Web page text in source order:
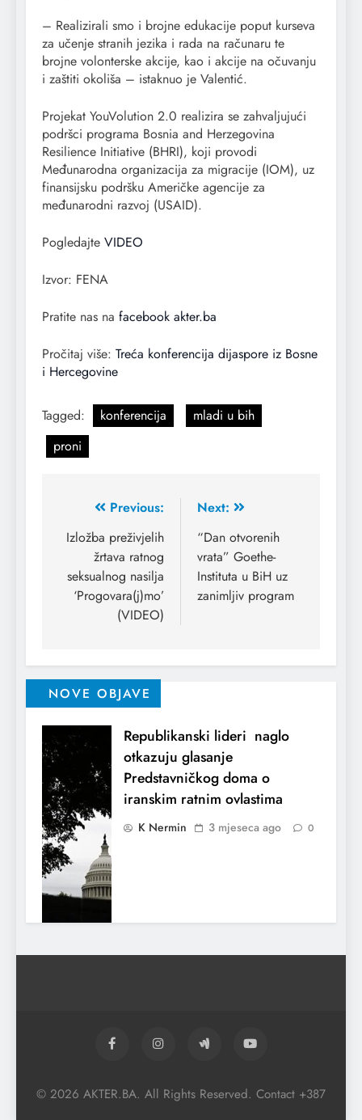
– Realizirali smo i brojne edukacije poput kurseva
za učenje stranih jezika i rada na računaru te
brojne volonterske akcije, kao i akcije na očuvanju
i zaštiti okoliša – istaknuo je Valentić.
Projekat YouVolution 2.0 realizira se zahvaljujući
podršci programa Bosnia and Herzegovina
Resilience Initiative (BHRI), koji provodi
Međunarodna organizacija za migracije (IOM), uz
finansijsku podršku Američke agencije za
međunarodni razvoj (USAID).
Pogledajte VIDEO
Izvor: FENA
Pratite nas na facebook akter.ba
Pročitaj više: Treća konferencija dijaspore iz Bosne
i Hercegovine
Tagged: konferencija
mladi u bih
proni
Previous:
Izložba preživjelih
žrtava ratnog
seksualnog nasilja
‘Progovara(j)mo’
(VIDEO)
Next:
“Dan otvorenih
vrata” Goethe-
Instituta u BiH uz
zanimljiv program
NOVE OBJAVE
Republikanski lideri naglo
otkazuju glasanje
Predstavničkog doma o
iranskim ratnim ovlastima
K Nermin 3 mjeseca ago 0
El Nino utiče na živote stotina miliona
K Nermin 3 mjeseca ago 0
© 2026 AKTER.BA. All Rights Reserved. Contact +387